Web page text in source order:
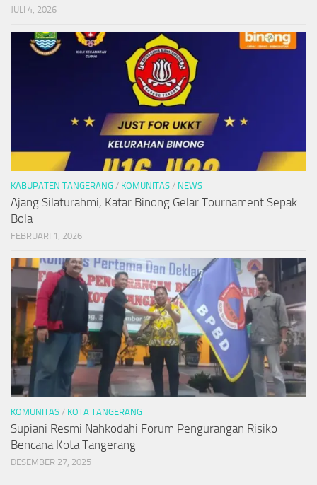
JULI 4, 2026
KABUPATEN TANGERANG / KOMUNITAS / NEWS
Ajang Silaturahmi, Katar Binong Gelar Tournament Sepak
Bola
FEBRUARI 1, 2026
KOMUNITAS / KOTA TANGERANG
Supiani Resmi Nahkodahi Forum Pengurangan Risiko
Bencana Kota Tangerang
DESEMBER 27, 2025